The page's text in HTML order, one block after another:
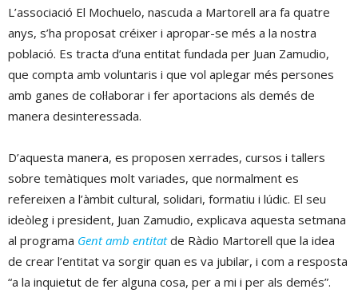
L’associació El Mochuelo, nascuda a Martorell ara fa quatre
anys, s’ha proposat créixer i apropar-se més a la nostra
població. Es tracta d’una entitat fundada per Juan Zamudio,
que compta amb voluntaris i que vol aplegar més persones
amb ganes de col·laborar i fer aportacions als demés de
manera desinteressada.
D’aquesta manera, es proposen xerrades, cursos i tallers
sobre temàtiques molt variades, que normalment es
refereixen a l’àmbit cultural, solidari, formatiu i lúdic. El seu
ideòleg i president, Juan Zamudio, explicava aquesta setmana
al programa Gent amb entitatde Ràdio Martorell que la idea
de crear l’entitat va sorgir quan es va jubilar, i com a resposta
“a la inquietut de fer alguna cosa, per a mi i per als demés”.